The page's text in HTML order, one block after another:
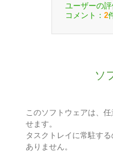
ユーザーの
コメント： 2
ソ
このソフトウェアは、
せます。
タスクトレイに常駐す
ありません。